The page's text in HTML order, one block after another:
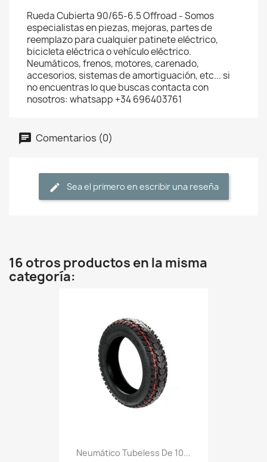
Rueda Cubierta 90/65-6.5 Offroad - Somos
especialistas en piezas, mejoras, partes de
reemplazo para cualquier patinete eléctrico,
bicicleta eléctrica o vehículo eléctrico.
Neumáticos, frenos, motores, carenado,
accesorios, sistemas de amortiguación, etc... si
no encuentras lo que buscas contacta con
nosotros: whatsapp +34 696403761
Comentarios (0)
Sea el primero en escribir una reseña
16 otros productos en la misma
categoría:
Neumático Tubeless De 10...